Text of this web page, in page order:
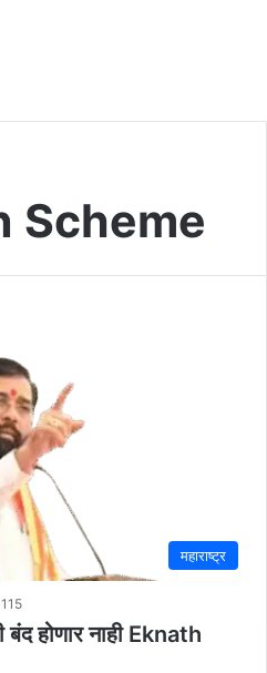
Scheme
महाराष्ट्र
115
बंद होणार नाही Eknath